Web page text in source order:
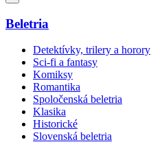
Beletria
Detektívky, trilery a horory
Sci-fi a fantasy
Komiksy
Romantika
Spoločenská beletria
Klasika
Historické
Slovenská beletria